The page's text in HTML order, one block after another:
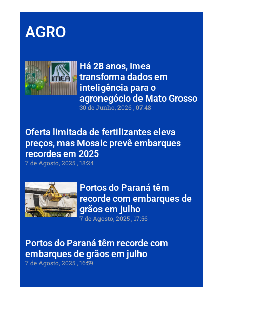
AGRO
Há 28 anos, Imea
transforma dados em
inteligência para o
agronegócio de Mato Grosso
30 de Junho, 2026 07:48
Oferta limitada de fertilizantes eleva
preços, mas Mosaic prevê embarques
recordes em 2025
7 de Agosto, 2025 18:24
Portos do Paraná têm
recorde com embarques de
grãos em julho
7 de Agosto, 2025 17:56
Portos do Paraná têm recorde com
embarques de grãos em julho
7 de Agosto, 2025 16:59